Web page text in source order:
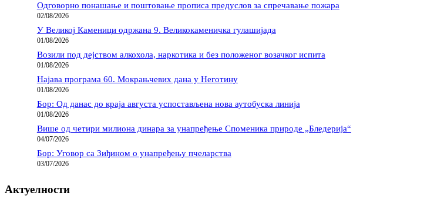
Одговорно понашање и поштовање прописа предуслов за спречавање пожара
02/08/2026
У Великој Каменици одржана 9. Великокаменичка гулашијада
01/08/2026
Возили под дејством алкохола, наркотика и без положеног возачког испита
01/08/2026
Најава програма 60. Мокрањчевих дана у Неготину
01/08/2026
Бор: Од данас до краја августа успостављена нова аутобуска линија
01/08/2026
Више од четири милиона динара за унапређење Споменика природе „Бледерија“
04/07/2026
Бор: Уговор са Зиђином о унапређењу пчеларства
03/07/2026
Актуелности